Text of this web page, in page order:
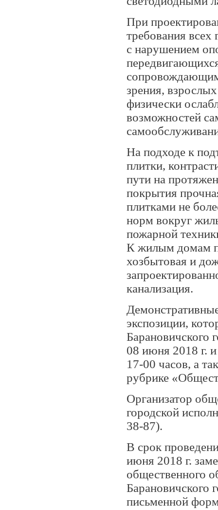
При
требования всех
с нарушением
зрения,
физически
возможностей
На подходе к
плитки,
пути на
покрытия
плитками не
норм вокруг
пожарной
К жилым домам
хозбытовая и
канализация.
экспозиции,
Барановичского
08 июня 2018 г.
17-00 часов, а
рубрике
Организатор
городской
38-87).
В срок
июня 2018 г.
общественного
Барановичского
письменной